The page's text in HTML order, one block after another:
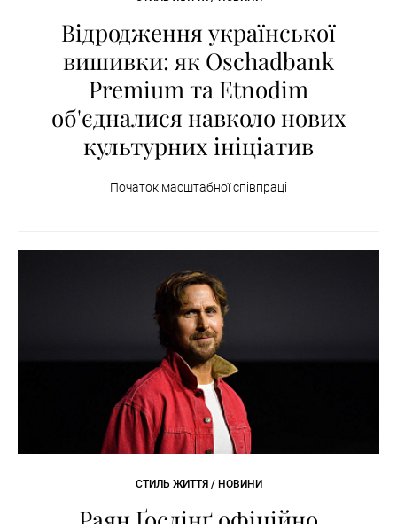
Відродження української
вишивки: як Oschadbank
Premium та Etnodim
об'єдналися навколо нових
культурних ініціатив
Початок масштабної співпраці
СТИЛЬ ЖИТТЯ / НОВИНИ